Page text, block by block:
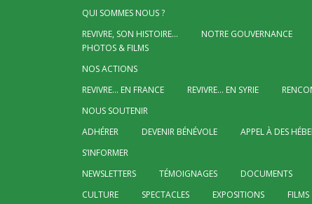
QUI SOMMES NOUS ?
REVIVRE, SON HISTOIRE…
NOTRE GOUVERNANCE
PHOTOS & FILMS
NOS ACTIONS
REVIVRE… EN FRANCE
REVIVRE… EN SYRIE
NOUS SOUTENIR
ADHÉRER
DEVENIR BÉNÉVOLE
APPEL À DES
S’INFORMER
NEWSLETTERS
TÉMOIGNAGES DOCUMENTS
CULTURE
SPECTACLES EXPOSITIONS FILMS